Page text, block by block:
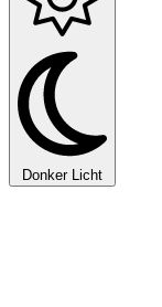
Donker Licht